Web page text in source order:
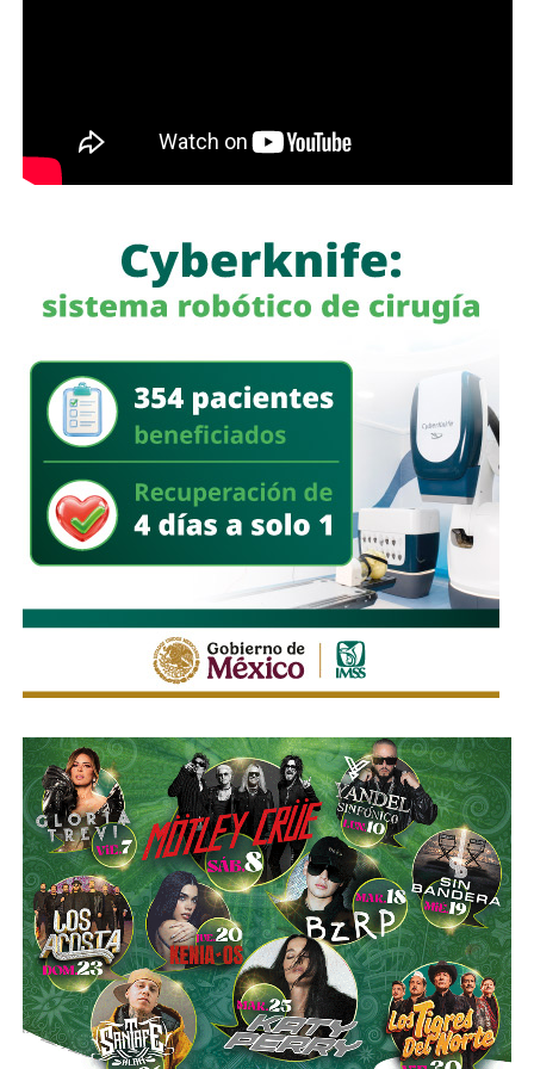
Explicó que
los detenidos fueron puestos a
disposición de las autoridades correspondientespara
El titular de Seguridad destacó que estos resultados
fueron presentados durante la Mesa de Coordinación para
implementadas para combatir delitos de alto impacto en
San Luis Potosí.
También lee:Explosión de pirotecnia en Axtla deja nueve
personas heridas